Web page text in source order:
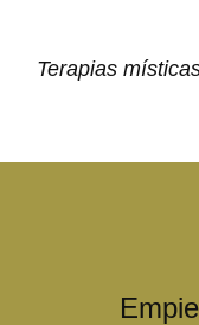
Terapias